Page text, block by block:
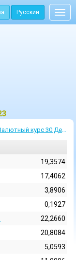
Русский
курс 30 Декабрь 2023
19,3574
17,4062
3,8906
0,1927
22,2660
20,8084
5,0593